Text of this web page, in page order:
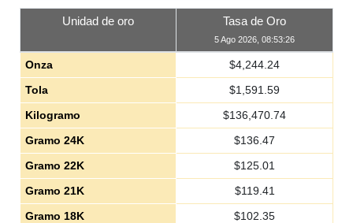
Unidad de oro Tasa de Oro
5 Ago 2026, 08:53:26
Onza $4,244.24
Tola
$1,591.59
Kilogramo
$136,470.74
Gramo 24K
$136.47
Gramo 22K
$125.01
Gramo 21K
$119.41
Gramo 18K
$102.35